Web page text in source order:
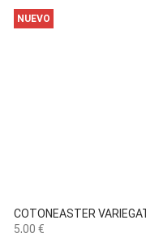
COTONEASTER
Precio
5,00 €
NUEVO
 Vista